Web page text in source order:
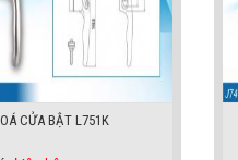
CỬA BẬT L751K